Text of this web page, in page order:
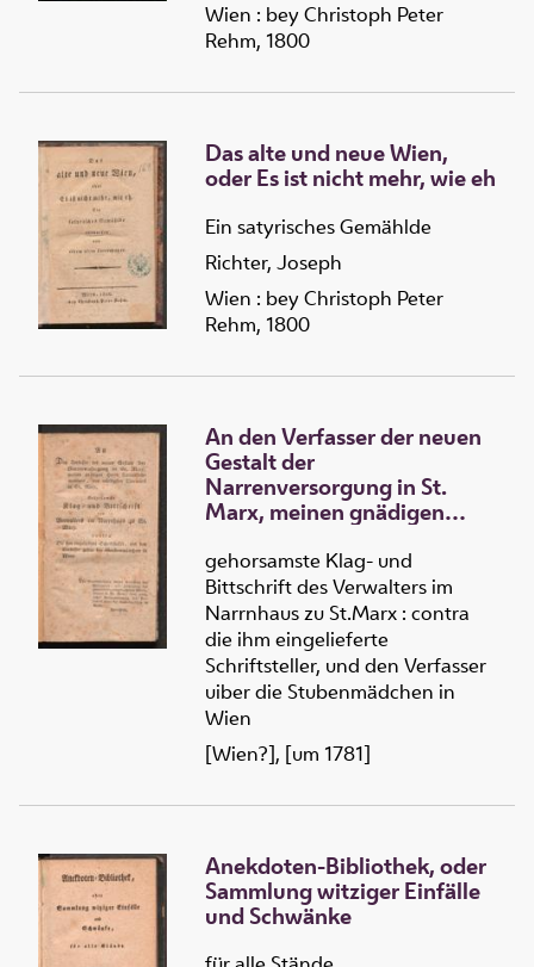
Wien : bey Christoph Peter
Rehm, 1800
Das alte und neue Wien,
oder Es ist nicht mehr, wie eh
Ein satyrisches Gemählde
Richter, Joseph
Wien : bey Christoph Peter
Rehm, 1800
An den Verfasser der neuen
Gestalt der
Narrenversorgung in St.
Marx, meinen gnädigen
und würdigsten Thorwartl in
St. Marx
gehorsamste Klag- und
Bittschrift des Verwalters im
Narrnhaus zu St.Marx : contra
die ihm eingelieferte
Schriftsteller, und den Verfasser
uiber die Stubenmädchen in
Wien
[Wien?], [um 1781]
Anekdoten-Bibliothek, oder
Sammlung witziger Einfälle
und Schwänke